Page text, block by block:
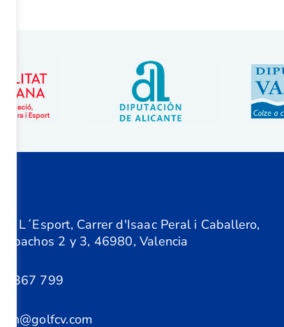
L´Esport, Carrer d'Isaac Peral i Caballero,
2 y 3, 46980, Valencia
367 799